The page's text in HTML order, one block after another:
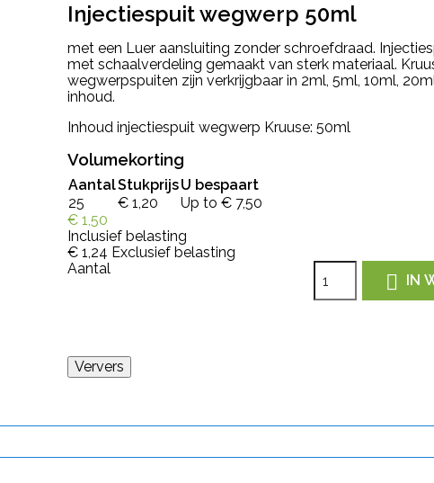
Injectiespuit wegwerp 50ml
met een Luer aansluiting zonder schroefdraad.
met schaalverdeling gemaakt van sterk materiaal.
wegwerpspuiten zijn verkrijgbaar in 2ml, 5ml, 10ml,
inhoud.
Inhoud injectiespuit wegwerp Kruuse: 50ml
Volumekorting
AantalStukprijsU bespaart
25
€ 1,20
Up to € 7,50
€ 1,50
Inclusief belasting
€ 1,24 Exclusief belasting
Aantal
 IN